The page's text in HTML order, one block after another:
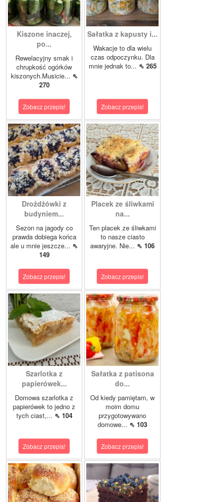
Kiszone inaczej,
po...
Rewelacyjny smak i
chrupkość ogórków
kiszonych.Musicie... ⇖
270
Zobacz przepis!
Sałatka z kapusty i...
Wakacje to dla wielu
czas odpoczynku. Dla
mnie jednak to... ⇖ 265
Zobacz przepis!
Drożdżówki z
budyniem...
Sezon na jagody co
prawda dobiega końca
ale u mnie jeszcze... ⇖
149
Zobacz przepis!
Placek ze śliwkami
na...
Ten placek ze śliwkami
to nasze ciasto
awaryjne. Nie... ⇖ 106
Zobacz przepis!
Szarlotka z
papierówek...
Domowa szarlotka z
papierówek to jedno z
tych ciast,... ⇖ 104
Zobacz przepis!
Sałatka z patisona
do...
Od kiedy pamiętam, w
moim domu
przygotowywano
domowe... ⇖ 103
Zobacz przepis!